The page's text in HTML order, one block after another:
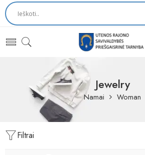
Jewelry
Namai Woman
Filtrai